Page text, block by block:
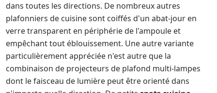
dans toutes les directions. De nombreux autres
plafonniers de cuisine sont coiffés d'un abat-jour en
verre transparent en périphérie de l'ampoule et
empêchant tout éblouissement. Une autre variante
particulièrement appréciée n'est autre que la
combinaison de projecteurs de plafond multi-lampes
dont le faisceau de lumière peut être orienté dans